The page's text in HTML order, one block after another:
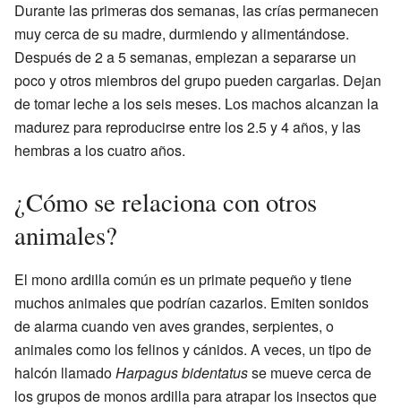
Durante las primeras dos semanas, las crías permanecen
muy cerca de su madre, durmiendo y alimentándose.
Después de 2 a 5 semanas, empiezan a separarse un
poco y otros miembros del grupo pueden cargarlas. Dejan
de tomar leche a los seis meses. Los machos alcanzan la
madurez para reproducirse entre los 2.5 y 4 años, y las
hembras a los cuatro años.
¿Cómo se relaciona con otros
animales?
El mono ardilla común es un primate pequeño y tiene
muchos animales que podrían cazarlos. Emiten sonidos
de alarma cuando ven aves grandes, serpientes, o
animales como los felinos y cánidos. A veces, un tipo de
halcón llamadoHarpagus bidentatusse mueve cerca de
los grupos de monos ardilla para atrapar los insectos que